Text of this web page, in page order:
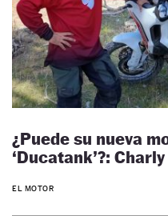
¿Puede su nueva
‘Ducatank’?:
EL MOTOR